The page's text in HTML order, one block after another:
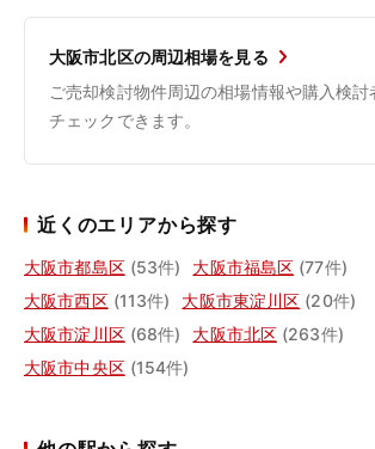
大阪市北区の周辺相場を見る
ご売却検討物件周辺の相場情報や購入検
チェックできます。
近くのエリアから探す
大阪市都島区 (53件) 大阪市福島区 (77件)
大阪市西区 (113件) 大阪市東淀川区 (20件)
大阪市淀川区 (68件) 大阪市北区 (263件)
大阪市中央区 (154件)